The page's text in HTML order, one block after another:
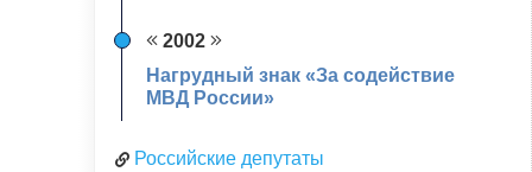
2002
Нагрудный знак «За содействие
МВД России»
Российские депутаты